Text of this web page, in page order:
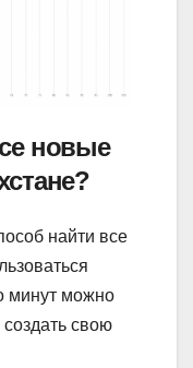
новые
найти все
минут можно
свою